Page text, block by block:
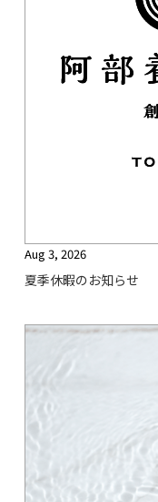
Aug 3, 2026
夏季休暇のお知らせ